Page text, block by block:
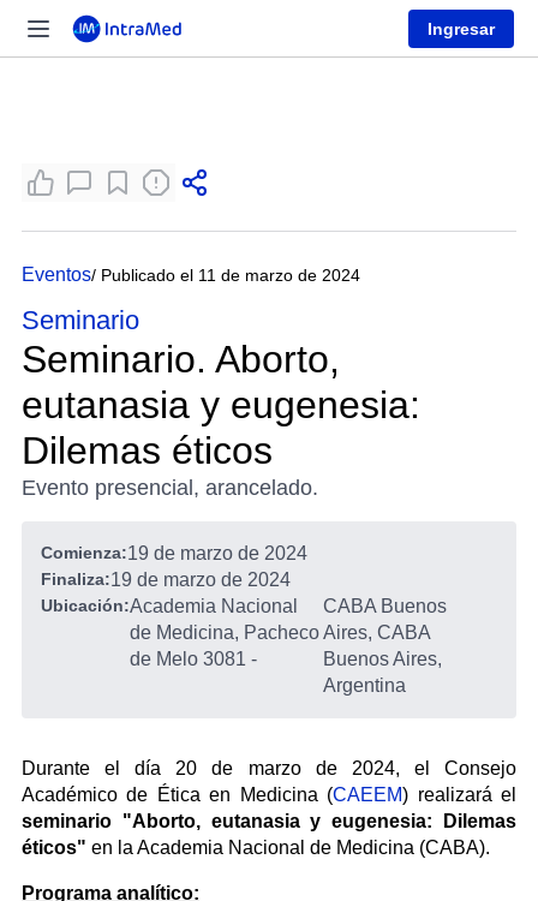
Ingresar
Eventos/ Publicado el 11 de marzo de 2024
Seminario
Seminario. Aborto,
eutanasia y eugenesia:
Dilemas éticos
Evento presencial, arancelado.
Comienza:19 de marzo de 2024
Finaliza:19 de marzo de 2024
Ubicación:Academia Nacional
de Medicina, Pacheco
de Melo 3081 -
CABA Buenos
Aires, CABA
Buenos Aires,
Argentina
Durante el día 20 de marzo de 2024, el Consejo
Académico de Ética en Medicina (CAEEM) realizará el
seminario "Aborto, eutanasia y eugenesia: Dilemas
éticos" en la Academia Nacional de Medicina (CABA).
Programa analítico: